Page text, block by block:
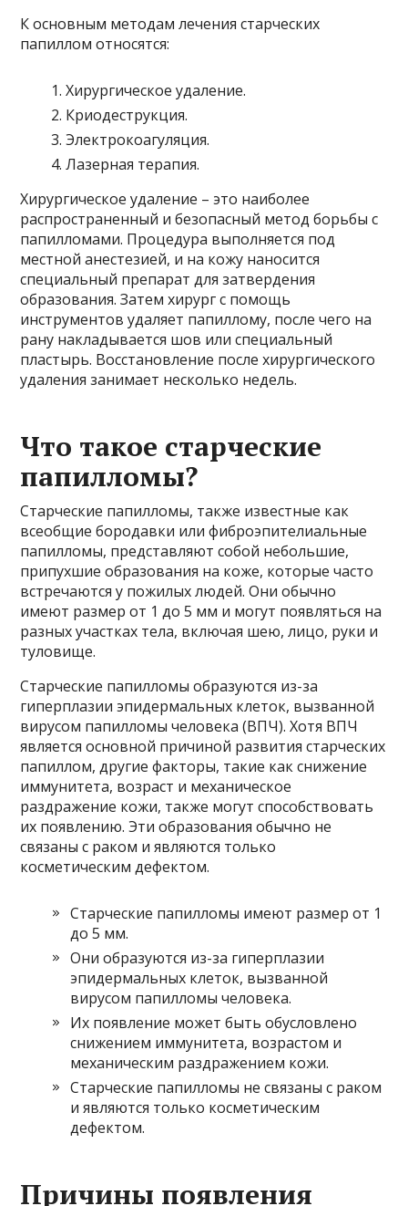
К основным методам лечения старческих
папиллом относятся:
Хирургическое удаление.
Криодеструкция.
Электрокоагуляция.
Лазерная терапия.
Хирургическое удаление – это наиболее
распространенный и безопасный метод борьбы с
папилломами. Процедура выполняется под
местной анестезией, и на кожу наносится
специальный препарат для затвердения
образования. Затем хирург с помощь
инструментов удаляет папиллому, после чего на
рану накладывается шов или специальный
пластырь. Восстановление после хирургического
удаления занимает несколько недель.
Что такое старческие
папилломы?
Старческие папилломы, также известные как
всеобщие бородавки или фиброэпителиальные
папилломы, представляют собой небольшие,
припухшие образования на коже, которые часто
встречаются у пожилых людей. Они обычно
имеют размер от 1 до 5 мм и могут появляться на
разных участках тела, включая шею, лицо, руки и
туловище.
Старческие папилломы образуются из-за
гиперплазии эпидермальных клеток, вызванной
вирусом папилломы человека (ВПЧ). Хотя ВПЧ
является основной причиной развития старческих
папиллом, другие факторы, такие как снижение
иммунитета, возраст и механическое
раздражение кожи, также могут способствовать
их появлению. Эти образования обычно не
связаны с раком и являются только
косметическим дефектом.
Старческие папилломы имеют размер от 1
до 5 мм.
Они образуются из-за гиперплазии
эпидермальных клеток, вызванной
вирусом папилломы человека.
Их появление может быть обусловлено
снижением иммунитета, возрастом и
механическим раздражением кожи.
Старческие папилломы не связаны с раком
и являются только косметическим
дефектом.
Причины появления